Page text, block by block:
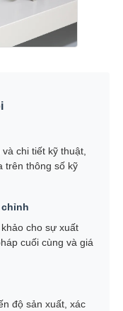
chi tiết kỹ thuật,
trên thông số kỹ
cho sự xuất
cuối cùng và giá
độ sản xuất, xác